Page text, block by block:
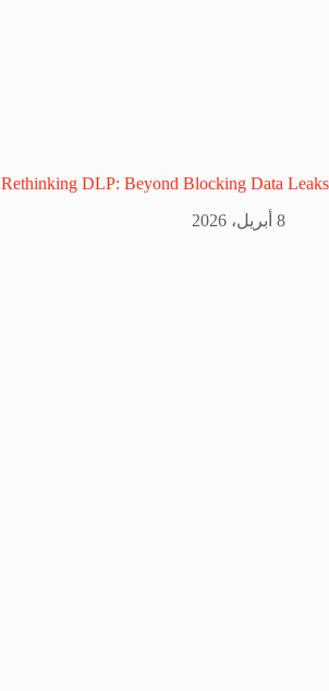
Rethinking DLP: Beyond Blocking Data Leaks
8 أبريل، 2026